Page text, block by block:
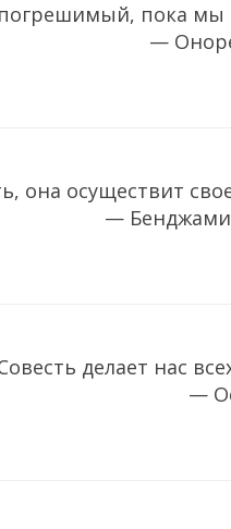
пока мы
—
она осуществит
—
делает нас
—